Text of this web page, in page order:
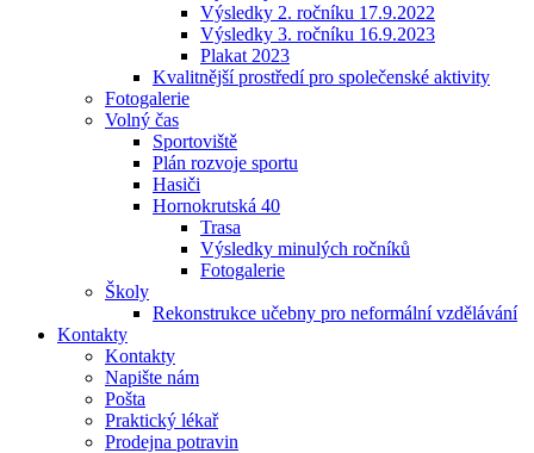
Výsledky 2. ročníku 17.9.2022
Výsledky 3. ročníku 16.9.2023
Plakat 2023
Kvalitnější prostředí pro společenské aktivity
Fotogalerie
Volný čas
Sportoviště
Plán rozvoje sportu
Hasiči
Hornokrutská 40
Trasa
Výsledky minulých ročníků
Fotogalerie
Školy
Rekonstrukce učebny pro neformální vzdělávání
Kontakty
Kontakty
Napište nám
Pošta
Praktický lékař
Prodejna potravin